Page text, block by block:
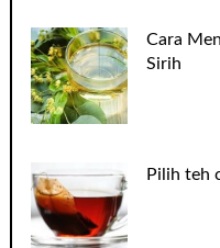
Cara
Sirih
Pilih teh